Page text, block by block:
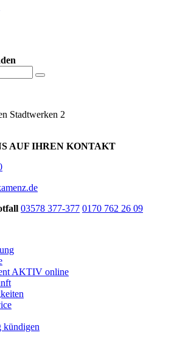
Stadtwerken 2
AUF IHREN KONTAKT
03578 377-377 0170 762 26 09
AKTIV online
kündigen